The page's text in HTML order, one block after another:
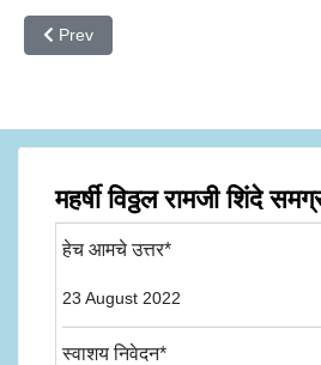
Previous article: निराश्रित साहाय्यक मंडळी
Prev
महर्षी विठ्ठल रामजी शिंदे
हेच आमचे उत्तर*
23 August 2022
स्वाशय निवेदन*